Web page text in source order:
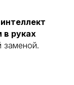
в руках
заменой.